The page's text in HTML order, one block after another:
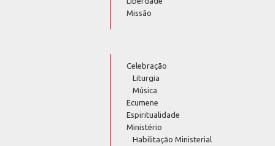
Missão
Celebração
Liturgia
Música
Ecumene
Espiritualidade
Ministério
Habilitação Ministerial